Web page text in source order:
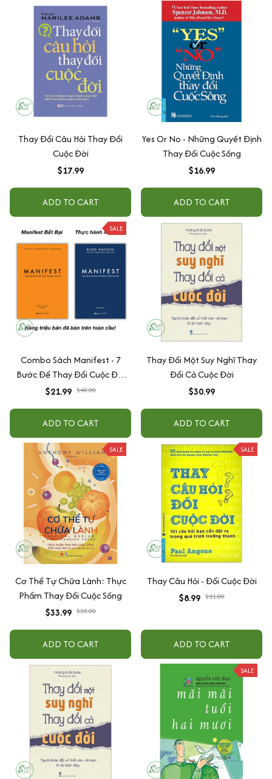
Thay Đổi Câu Hỏi Thay Đổi
Cuộc Đời
$17.99
ADD TO CART
Yes Or No - Những Quyết Định
Thay Đổi Cuộc Sống
$16.99
ADD TO CART
SALE
Combo Sách Manifest - 7
Bước Để Thay Đổi Cuộc Đời
Bạn Mãi Mãi + Thực Hành Mở
Bạn (Bộ 2 Cuốn)
$21.99 $40.00
ADD TO CART
Thay Đổi Một Suy Nghĩ Thay
Đổi Cả Cuộc Đời
$30.99
ADD TO CART
SALE
Cơ Thể Tự Chữa Lành: Thực
Phẩm Thay Đổi Cuộc Sống
$33.99 $35.00
ADD TO CART
SALE
Thay Câu Hỏi - Đổi Cuộc Đời
$8.99 $21.00
ADD TO CART
SALE